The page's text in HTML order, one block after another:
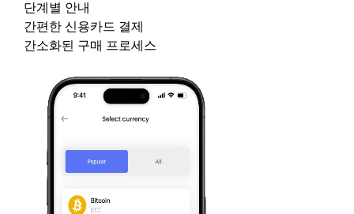
단계별 안내
간편한 신용카드 결제
간소화된 구매 프로세스